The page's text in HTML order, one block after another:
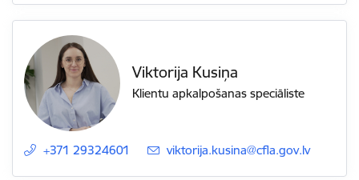
Viktorija Kusiņa
Klientu apkalpošanas speciāliste
+371 29324601 E-pasts:
viktorija.kusina@cfla.gov.lv